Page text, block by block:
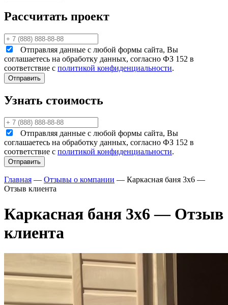
Рассчитать проект
Отправляя данные с любой формы сайта, Вы
соглашаетесь на обработку данных, согласно ФЗ 152 в
соответствие с политикой конфиденциальности.
Узнать стоимость
Отправляя данные с любой формы сайта, Вы
соглашаетесь на обработку данных, согласно ФЗ 152 в
соответствие с политикой конфиденциальности.
Главная — Отзывы о компании — Каркасная баня 3х6 —
Отзыв клиента
Каркасная баня 3х6 — Отзыв
клиента